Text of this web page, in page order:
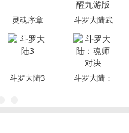
灵魂序章 斗罗大陆武
版
斗罗大陆3 斗罗大陆：